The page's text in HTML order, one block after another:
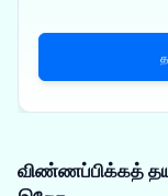
விண்ணப்பிக்கத்